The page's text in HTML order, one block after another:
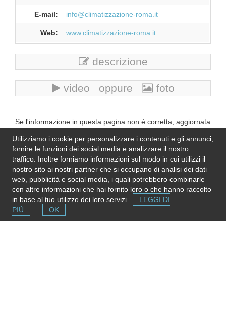
E-mail: info@climatizzazione-roma.it
Web: www.climatizzazione-roma.it
descrizione
video oppure foto
Se l'informazione in questa pagina non è corretta, aggiornata
Please note: We do not represent the above
organization/service: send any inquiry or complaint directly to
it. Please do not send us CVs or applications!
Utilizziamo i cookie per personalizzare i contenuti e gli annunci,
fornire le funzioni dei social media e analizzare il nostro
traffico. Inoltre forniamo informazioni sul modo in cui utilizzi il
nostro sito ai nostri partner che si occupano di analisi dei dati
web, pubblicità e social media, i quali potrebbero combinarle
con altre informazioni che hai fornito loro o che hanno raccolto
in base al tuo utilizzo dei loro servizi.
LEGGI DI
PIÙ
OK